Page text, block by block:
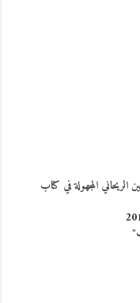
الريحاني المجهولة في كتاب